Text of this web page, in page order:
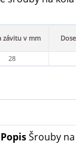
závitu v mm
28
PopisŠrouby